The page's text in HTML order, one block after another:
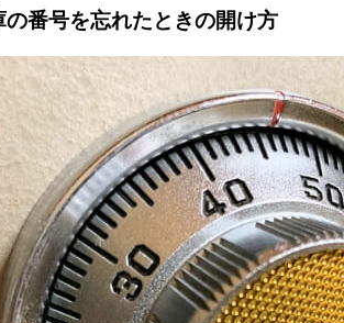
の番号を忘れたときの開け方